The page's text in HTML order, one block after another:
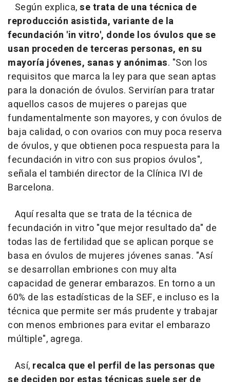
Según explica,se trata de una técnica de
reproducción asistida, variante de la
fecundación 'in vitro', donde los óvulos que se
usan proceden de terceras personas, en su
mayoría jóvenes, sanas y anónimas. "Son los
requisitos que marca la ley para que sean aptas
para la donación de óvulos. Servirían para tratar
aquellos casos de mujeres o parejas que
fundamentalmente son mayores, y con óvulos de
baja calidad, o con ovarios con muy poca reserva
de óvulos, y que obtienen poca respuesta para la
fecundación in vitro con sus propios óvulos",
señala el también director de la Clínica IVI de
Barcelona.
Aquí resalta que se trata de la técnica de
fecundación in vitro "que mejor resultado da" de
todas las de fertilidad que se aplican porque se
basa en óvulos de mujeres jóvenes sanas. "Así
se desarrollan embriones con muy alta
capacidad de generar embarazos. En torno a un
60% de las estadísticas de la SEF, e incluso es la
técnica que permite ser más prudente y trabajar
con menos embriones para evitar el embarazo
múltiple", agrega.
Así, recalca que el perfil de las personas que